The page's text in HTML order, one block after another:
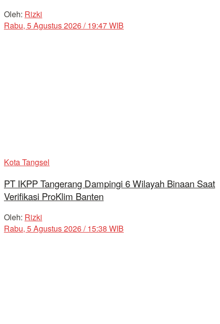
Oleh: Rizki
Rabu, 5 Agustus 2026 / 19:47 WIB
Kota Tangsel
PT IKPP Tangerang Dampingi 6 Wilayah Binaan Saat
Verifikasi ProKlim Banten
Oleh: Rizki
Rabu, 5 Agustus 2026 / 15:38 WIB